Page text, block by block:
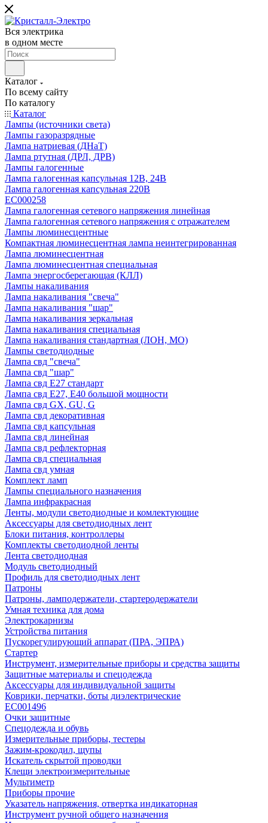
Вся электрика
в одном месте
Каталог
По всему сайту
По каталогу
Каталог
Лампы (источники света)
Лампы газоразрядные
Лампа натриевая (ДНаТ)
Лампа ртутная (ДРЛ, ДРВ)
Лампы галогенные
Лампа галогенная капсульная 12В, 24В
Лампа галогенная капсульная 220В
EC000258
Лампа галогенная сетевого напряжения линейная
Лампа галогенная сетевого напряжения с отражателем
Лампы люминесцентные
Компактная люминесцентная лампа неинтегрированная
Лампа люминесцентная
Лампа люминесцентная специальная
Лампа энергосберегающая (КЛЛ)
Лампы накаливания
Лампа накаливания "свеча"
Лампа накаливания "шар"
Лампа накаливания зеркальная
Лампа накаливания специальная
Лампа накаливания стандартная (ЛОН, МО)
Лампы светодиодные
Лампа свд "свеча"
Лампа свд "шар"
Лампа свд E27 стандарт
Лампа свд E27, Е40 большой мощности
Лампа свд GX, GU, G
Лампа свд декоративная
Лампа свд капсульная
Лампа свд линейная
Лампа свд рефлекторная
Лампа свд специальная
Лампа свд умная
Комплект ламп
Лампы специального назначения
Лампа инфракрасная
Ленты, модули светодиодные и комлектующие
Аксессуары для светодиодных лент
Блоки питания, контроллеры
Комплекты светодиодной ленты
Лента светодиодная
Модуль светодиодный
Профиль для светодиодных лент
Патроны
Патроны, ламподержатели, стартеродержатели
Умная техника для дома
Электрокарнизы
Устройства питания
Пускорегулирующий аппарат (ПРА, ЭПРА)
Стартер
Инструмент, измерительные приборы и средства защиты
Защитные материалы и спецодежда
Аксессуары для индивидуальной защиты
Коврики, перчатки, боты диэлектрические
EC001496
Очки защитные
Спецодежда и обувь
Измерительные приборы, тестеры
Зажим-крокодил, щупы
Искатель скрытой проводки
Клещи электроизмерительные
Мультиметр
Приборы прочие
Указатель напряжения, отвертка индикаторная
Инструмент ручной общего назначения